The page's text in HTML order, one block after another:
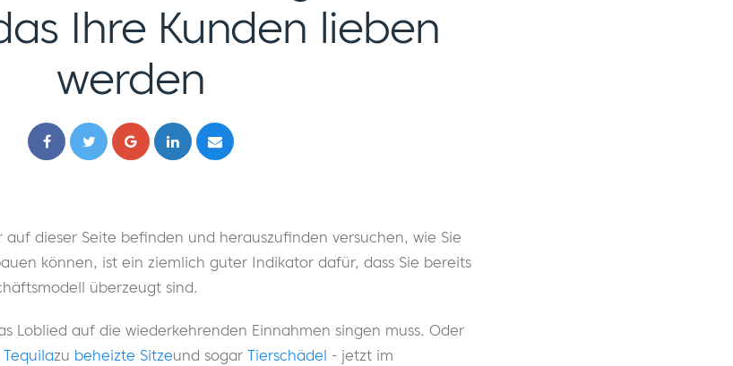
Ihre Kunden lieben
werden
auf dieser Seite befinden und herauszufinden versuchen, wie Sie
können, ist ein ziemlich guter Indikator dafür, dass Sie bereits
überzeugt sind.
Loblied auf die wiederkehrenden Einnahmen singen muss. Oder
Tequilazu beheizte Sitzeund sogar Tierschädel - jetzt im